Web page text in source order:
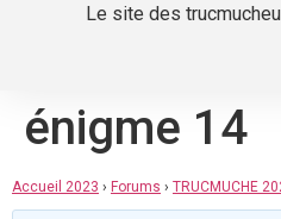
Le site des
énigme 14
Accueil 2023 › Forums › TRUCMUCHE